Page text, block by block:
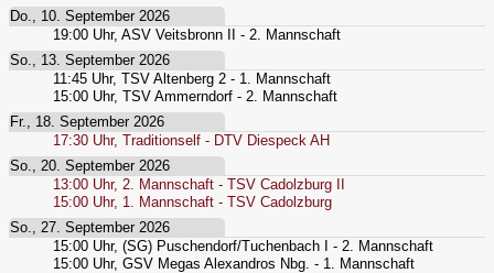
Do., 10. September 2026
19:00 Uhr, ASV Veitsbronn II - 2. Mannschaft
So., 13. September 2026
11:45 Uhr, TSV Altenberg 2 - 1. Mannschaft
15:00 Uhr, TSV Ammerndorf - 2. Mannschaft
Fr., 18. September 2026
17:30 Uhr, Traditionself - DTV Diespeck AH
So., 20. September 2026
13:00 Uhr, 2. Mannschaft - TSV Cadolzburg II
15:00 Uhr, 1. Mannschaft - TSV Cadolzburg
So., 27. September 2026
15:00 Uhr, (SG) Puschendorf/Tuchenbach I - 2. Mannschaft
15:00 Uhr, GSV Megas Alexandros Nbg. - 1. Mannschaft